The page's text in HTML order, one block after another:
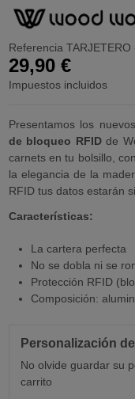
Referencia TARJETERO
29,90 €
Impuestos incluidos
Presentamos los
de bloqueo RFIDde
carnets en tu bolsillo,
la elegancia de la
RFID tus datos estarán
Características:
La cartera perfecta
No se dobla ni se
Protección RFID
Composición:
Personalización
No olvide guardar su
carrito